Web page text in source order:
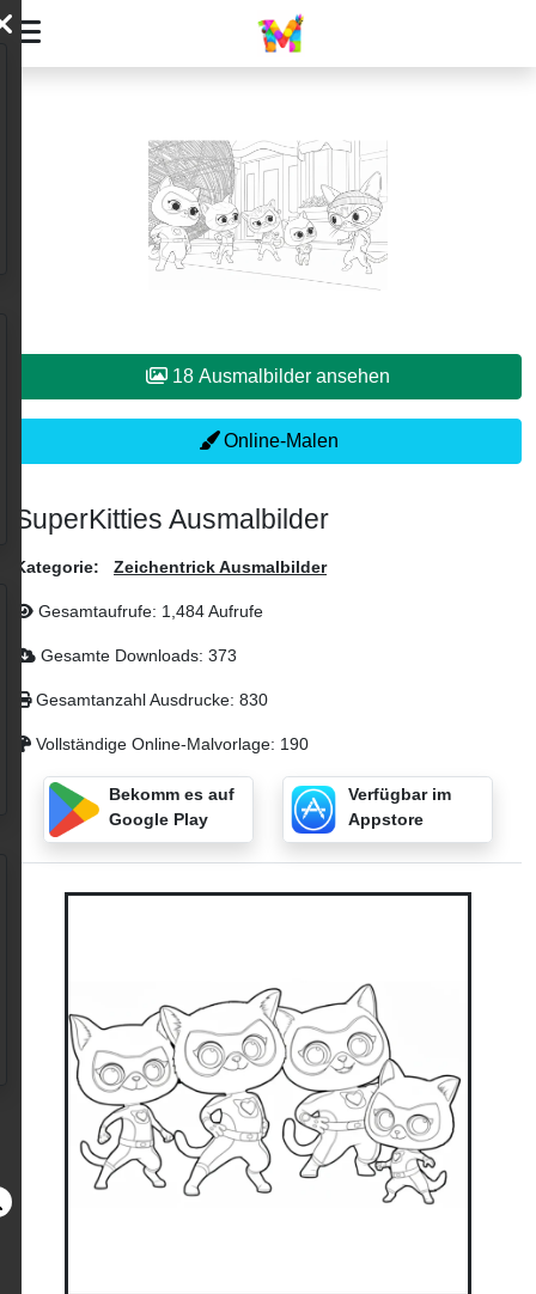
18 Ausmalbilder ansehen
Online-Malen
SuperKitties Ausmalbilder
Kategorie: Zeichentrick Ausmalbilder
Gesamtaufrufe: 1,484 Aufrufe
Gesamte Downloads: 373
Gesamtanzahl Ausdrucke: 830
Vollständige Online-Malvorlage: 190
Bekomm es auf
Google Play
Verfügbar im
Appstore